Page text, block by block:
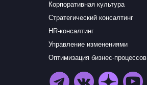
Стратегический консалтинг
HR-консалтинг
Управление изменениями
Корпоративная культура
Оптимизация бизнес-процессов